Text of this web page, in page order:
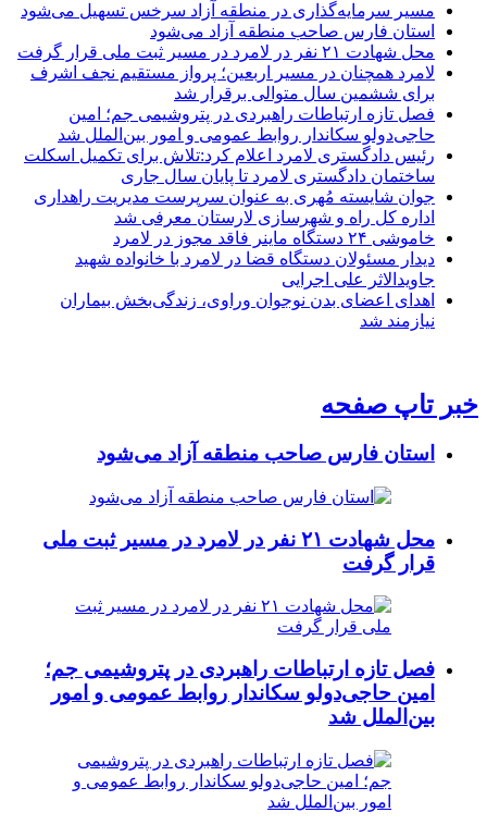
مسیر سرمایه‌گذاری در منطقه آزاد سرخس تسهیل می‌شود
استان فارس صاحب منطقه آزاد می‌شود
محل شهادت ۲۱ نفر در لامرد در مسیر ثبت ملی قرار گرفت
لامرد همچنان در مسیر اربعین؛ پرواز مستقیم نجف اشرف
برای ششمین سال متوالی برقرار شد
فصل تازه ارتباطات راهبردی در پتروشیمی جم؛ امین
حاجی‌دولو سکاندار روابط عمومی و امور بین‌الملل شد
رئیس دادگستری لامرد اعلام کرد:تلاش برای تکمیل اسکلت
ساختمان دادگستری لامرد تا پایان سال جاری
جوان شایسته مُهری به عنوان سرپرست مدیریت راهداری
اداره کل راه و شهرسازی لارستان معرفی شد
خاموشی ۲۴ دستگاه ماینر فاقد مجوز در لامرد
دیدار مسئولان دستگاه قضا در لامرد با خانواده شهید
جاویدالاثر علی اجرایی
اهدای اعضای بدن نوجوان وراوی، زندگی‌بخش بیماران
نیازمند شد
خبر تاپ صفحه
استان فارس صاحب منطقه آزاد می‌شود
محل شهادت ۲۱ نفر در لامرد در مسیر ثبت ملی
قرار گرفت
فصل تازه ارتباطات راهبردی در پتروشیمی جم؛
امین حاجی‌دولو سکاندار روابط عمومی و امور
بین‌الملل شد